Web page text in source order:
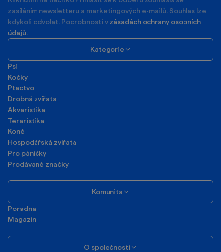
zasíláním newsletteru a marketingových e-mailů. Souhlas lze
kdykoli odvolat. Podrobnosti v zásadách ochrany osobních
údajů.
Kategorie
Psi
Kočky
Ptactvo
Drobná zvířata
Akvaristika
Teraristika
Koně
Hospodářská zvířata
Pro páníčky
Prodávané značky
Komunita
Poradna
Magazín
O společnosti